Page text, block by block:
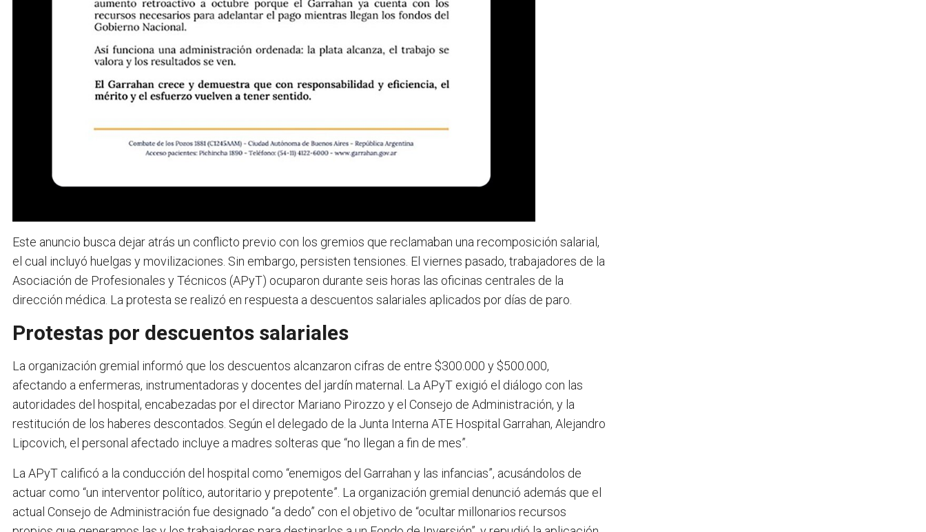
Este anuncio busca dejar atrás un conflicto previo con los gremios que reclamaban una recomposición salarial,
el cual incluyó huelgas y movilizaciones. Sin embargo, persisten tensiones. El viernes pasado, trabajadores de la
Asociación de Profesionales y Técnicos (APyT) ocuparon durante seis horas las oficinas centrales de la
dirección médica. La protesta se realizó en respuesta a descuentos salariales aplicados por días de paro.
Protestas por descuentos salariales
La organización gremial informó que los descuentos alcanzaron cifras de entre $300.000 y $500.000,
afectando a enfermeras, instrumentadoras y docentes del jardín maternal. La APyT exigió el diálogo con las
autoridades del hospital, encabezadas por el director Mariano Pirozzo y el Consejo de Administración, y la
restitución de los haberes descontados. Según el delegado de la Junta Interna ATE Hospital Garrahan, Alejandro
Lipcovich, el personal afectado incluye a madres solteras que “no llegan a fin de mes”.
La APyT calificó a la conducción del hospital como “enemigos del Garrahan y las infancias”, acusándolos de
actuar como “un interventor político, autoritario y prepotente”. La organización gremial denunció además que el
actual Consejo de Administración fue designado “a dedo” con el objetivo de “ocultar millonarios recursos